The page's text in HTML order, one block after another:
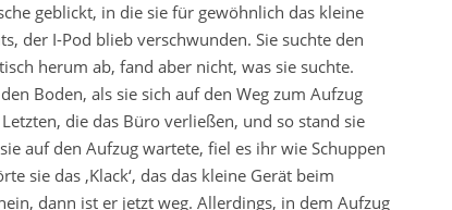
geblickt, in die sie für gewöhnlich das kleine
der I-Pod blieb verschwunden. Sie suchte den
herum ab, fand aber nicht, was sie suchte.
Boden, als sie sich auf den Weg zum Aufzug
die das Büro verließen, und so stand sie
auf den Aufzug wartete, fiel es ihr wie Schuppen
sie das ‚Klack‘, das das kleine Gerät beim
dann ist er jetzt weg. Allerdings, in dem Aufzug